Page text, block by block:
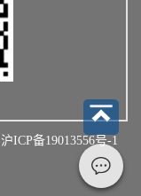
沪ICP备19013556号-1